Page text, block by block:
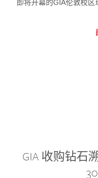
即将开幕的GIA伦敦校
GIA 收购钻石